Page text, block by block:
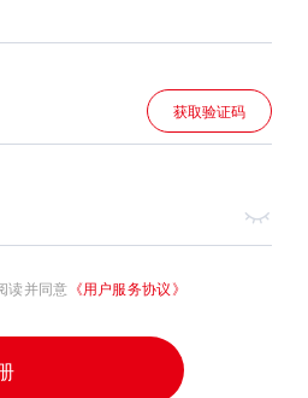
获取验证码
读并同意 《用户服务协议》